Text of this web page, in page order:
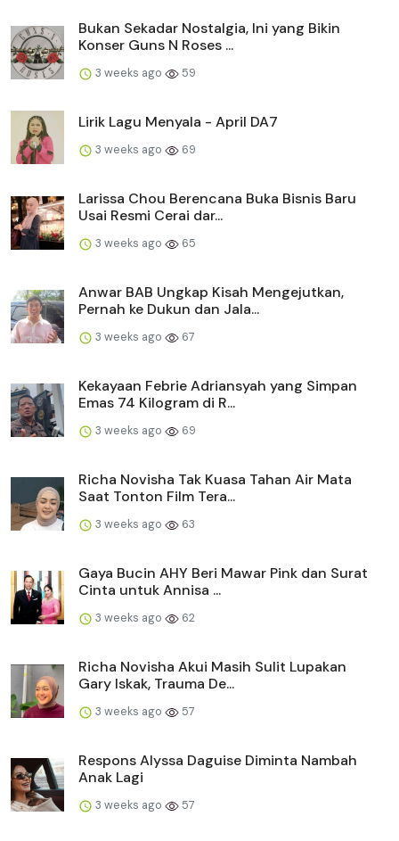
Bukan Sekadar Nostalgia, Ini yang Bikin
Konser Guns N Roses ...
3 weeks ago 59
Lirik Lagu Menyala - April DA7
3 weeks ago 69
Larissa Chou Berencana Buka Bisnis Baru
Usai Resmi Cerai dar...
3 weeks ago 65
Anwar BAB Ungkap Kisah Mengejutkan,
Pernah ke Dukun dan Jala...
3 weeks ago 67
Kekayaan Febrie Adriansyah yang Simpan
Emas 74 Kilogram di R...
3 weeks ago 69
Richa Novisha Tak Kuasa Tahan Air Mata
Saat Tonton Film Tera...
3 weeks ago 63
Gaya Bucin AHY Beri Mawar Pink dan Surat
Cinta untuk Annisa ...
3 weeks ago 62
Richa Novisha Akui Masih Sulit Lupakan
Gary Iskak, Trauma De...
3 weeks ago 57
Respons Alyssa Daguise Diminta Nambah
Anak Lagi
3 weeks ago 57